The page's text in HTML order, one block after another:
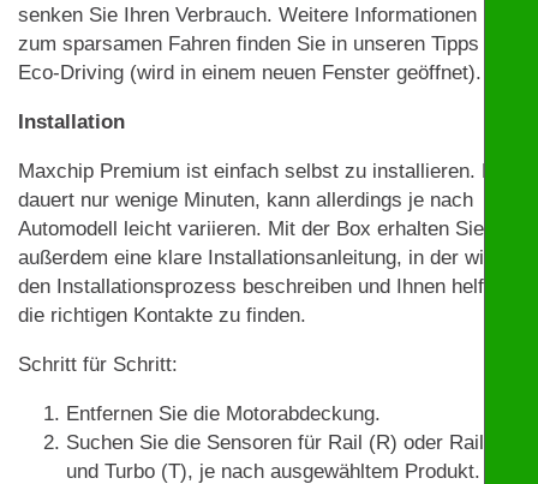
senken Sie Ihren Verbrauch. Weitere Informationen
zum sparsamen Fahren finden Sie in unseren Tipps zu
Eco-Driving (wird in einem neuen Fenster geöffnet).
Installation
Maxchip Premium ist einfach selbst zu installieren. Das
dauert nur wenige Minuten, kann allerdings je nach
Automodell leicht variieren. Mit der Box erhalten Sie
außerdem eine klare Installationsanleitung, in der wir
den Installationsprozess beschreiben und Ihnen helfen,
die richtigen Kontakte zu finden.
Schritt für Schritt:
Entfernen Sie die Motorabdeckung.
Suchen Sie die Sensoren für Rail (R) oder Rail (R)
und Turbo (T), je nach ausgewähltem Produkt. Mit